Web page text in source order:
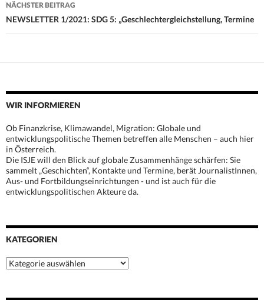
NÄCHSTER BEITRAG
NEWSLETTER 1/2021: SDG 5: „Geschlechtergleichstellung, Termine
WIR INFORMIEREN
Ob Finanzkrise, Klimawandel, Migration: Globale und
entwicklungspolitische Themen betreffen alle Menschen – auch hier
in Österreich.
Die ISJE will den Blick auf globale Zusammenhänge schärfen: Sie
sammelt „Geschichten“, Kontakte und Termine, berät JournalistInnen,
Aus- und Fortbildungseinrichtungen - und ist auch für die
entwicklungspolitischen Akteure da.
KATEGORIEN
Kategorien